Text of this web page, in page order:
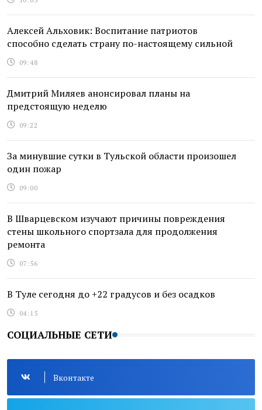
Алексей Альховик: Воспитание патриотов
способно сделать страну по-настоящему сильной
09:48
Дмитрий Миляев анонсировал планы на
предстоящую неделю
09:22
За минувшие сутки в Тульской области произошел
один пожар
09:00
В Шварцевском изучают причины повреждения
стены школьного спортзала для продолжения
ремонта
07:56
В Туле сегодня до +22 градусов и без осадков
04:15
СОЦИАЛЬНЫЕ СЕТИ
Вконтакте